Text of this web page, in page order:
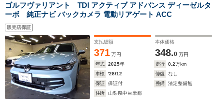
ゴルフヴァリアント TDI アクティブ アドバンス ディーゼルタ
ーボ 純正ナビ バックカメラ 電動リアゲート ACC
販売店保証
支払総額
371 万円
本体価格
348.0 万円
年式
2025年 走行 0.2万km
車検
'28/12 修復
なし
保証
保証付 整備
法定整備無
住所
山梨県中巨摩郡